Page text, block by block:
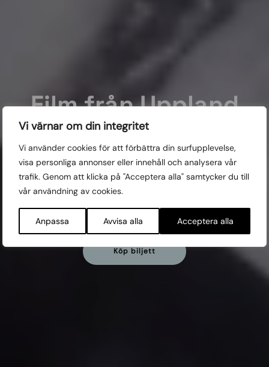
Vi värnar om din integritet
Vi använder cookies för att förbättra din surfupplevelse,
visa personliga annonser eller innehåll och analysera vår
trafik. Genom att klicka på "Acceptera alla" samtycker du till
vår användning av cookies.
Anpassa Avvisa alla Acceptera alla
Film från Uppland
8 av de bästa av årets filmer med koppling till Uppland.
Programmet utforskar vad det är att vara människa
genom dans, foto, komedi och animation.
Curator: Sigrid Hadenius-Ebner
Visas:
TUE 24/10, 19:00 REGINA
Köp biljett